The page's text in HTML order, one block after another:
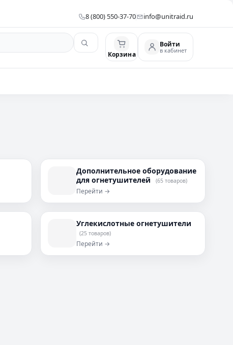
8 (800) 550-37-70 info@unitraid.ru
Корзина
Войти
в кабинет
Дополнительное оборудование
для огнетушителей
(65 товаров)
Перейти →
Углекислотные огнетушители
(25 товаров)
Перейти →